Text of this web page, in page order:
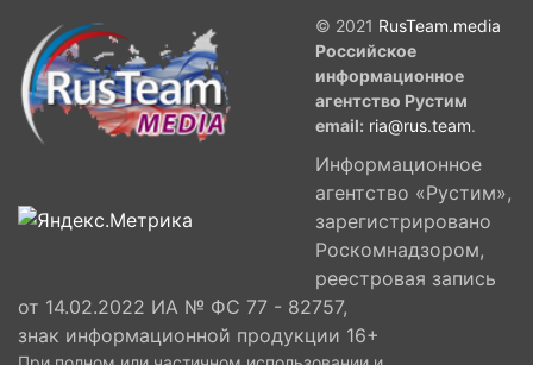
© 2021 RusTeam.media
Российское
информационное
агентство Рустим
email: ria@rus.team.
Информационное
агентство «Рустим»,
зарегистрировано
Роскомнадзором,
реестровая запись
от 14.02.2022 ИА № ФС 77 - 82757,
знак информационной продукции 16+